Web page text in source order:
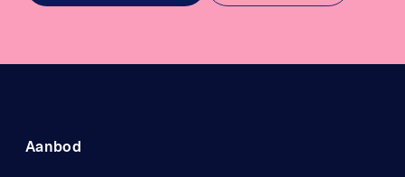
Aanbod